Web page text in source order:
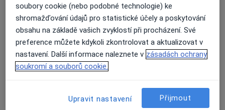
Přiblížit mapuse otevře v nové záložce
Dostupnost
Na této adrese online kalendář není aktivní
Co mám v takové situaci udělat?
Způsoby platby (soukromé návštěvy)
soubory cookie (nebo podobné technologie) ke
shromažďování údajů pro statistické účely a poskytování
obsahu na základě vašich zvyklostí při procházení. Své
preference můžete kdykoli zkontrolovat a aktualizovat v
nastavení. Další informace naleznete v zásadách ochrany
soukromí a souborů cookie.
Upravit nastavení Přijmout